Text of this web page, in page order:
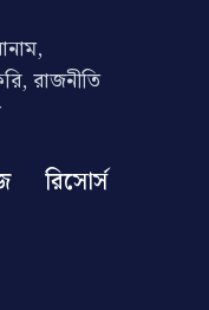
রাজনীতি
রিসোর্স